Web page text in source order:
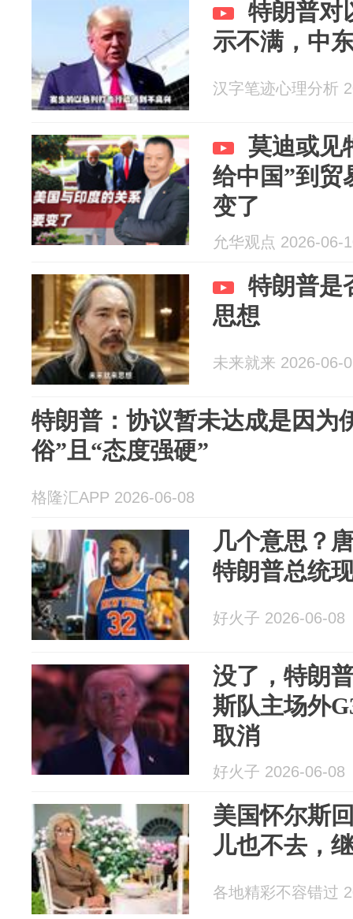
特朗普对
示不满，中
汉字笔迹心理分析
莫迪或见
给中国”到贸
变了
允华观点 2026-06-
特朗普是
思想
未来就来 2026-06-
特朗普：协议暂未达成是因为
俗”且“态度强硬”
格隆汇APP 2026-06-08
几个意思？
特朗普总统
好火子 2026-06-08
没了，特朗
斯队主场外
取消
好火子 2026-06-08
美国怀尔斯
儿也不去，
各地精彩不容错过